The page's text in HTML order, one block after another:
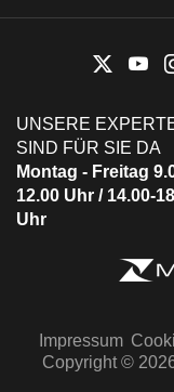
UNSERE
SIND FÜR SIE DA
Montag - Freitag
12.00 Uhr / 14.00-
Uhr
Impressum
Copyright ©